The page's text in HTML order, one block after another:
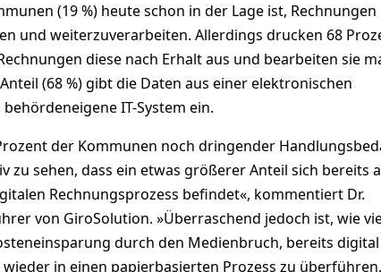
(19 %) heute schon in der Lage ist, Rechnungen
und weiterzuverarbeiten. Allerdings drucken 68
diese nach Erhalt aus und bearbeiten sie
(68 %) gibt die Daten aus einer elektronischen
IT-System ein.
der Kommunen noch dringender
zu sehen, dass ein etwas größerer Anteil sich bereits
Rechnungsprozess befindet«, kommentiert Dr.
von GiroSolution. »Überraschend jedoch ist, wie
durch den Medienbruch, bereits digital
in einen papierbasierten Prozess zu